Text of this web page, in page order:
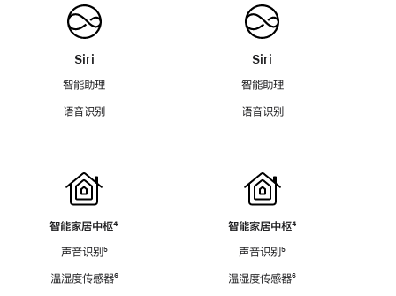
Siri
智能助理
语音识别
智能家居中枢脚
⁴
声音识别脚
⁵
温湿度传感器脚
⁶
Siri
智能助理
语音识别
智能家居中枢脚
⁴
声音识别脚
⁵
温湿度传感器脚
⁶